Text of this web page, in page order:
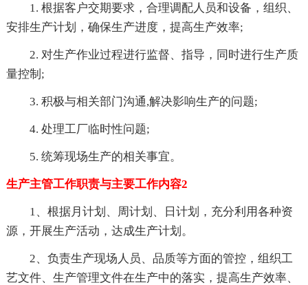
1. 根据客户交期要求，合理调配人员和设备，组织、
安排生产计划，确保生产进度，提高生产效率;
2. 对生产作业过程进行监督、指导，同时进行生产质
量控制;
3. 积极与相关部门沟通,解决影响生产的问题;
4. 处理工厂临时性问题;
5. 统筹现场生产的相关事宜。
生产主管工作职责与主要工作内容2
1、根据月计划、周计划、日计划，充分利用各种资
源，开展生产活动，达成生产计划。
2、负责生产现场人员、品质等方面的管控，组织工
艺文件、生产管理文件在生产中的落实，提高生产效率、